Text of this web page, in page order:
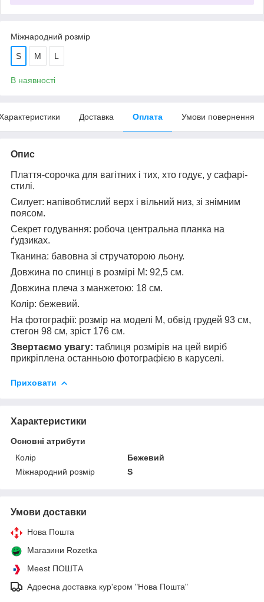
Міжнародний розмір
S M L
В наявності
Доставка Оплата Умови повернення
Опис
Плаття-сорочка для вагітних і тих, хто годує, у сафарі-
стилі.
Силует: напівобтислий верх і вільний низ, зі знімним
поясом.
Секрет годування: робоча центральна планка на
ґудзиках.
Тканина: бавовна зі стручаторою льону.
Довжина по спинці в розмірі М: 92,5 см.
Довжина плеча з манжетою: 18 см.
Колір: бежевий.
На фотографії: розмір на моделі М, обвід грудей 93 см,
стегон 98 см, зріст 176 см.
Звертаємо увагу: таблиця розмірів на цей виріб
прикріплена останньою фотографією в каруселі.
Приховати
Характеристики
Основні атрибути
Колір
Бежевий
Міжнародний розмір
S
Умови доставки
Нова Пошта
Магазини Rozetka
Meest ПОШТА
Адресна доставка кур'єром "Нова Пошта"